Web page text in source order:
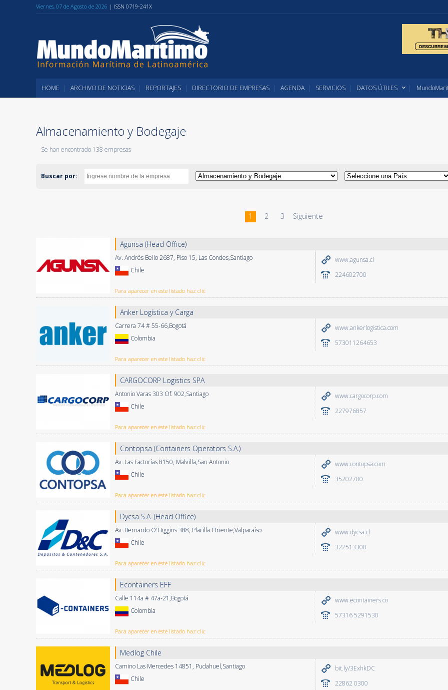
Viernes, 07 de Agosto de 2026 | ISSN 0719-241X
HOME ARCHIVO DE NOTICIAS REPORTAJES DIRECTORIO DE EMPRESAS AGENDA SERVICIOS DATOS ÚTILES
Almacenamiento y Bodegaje
Se han encontrado 138 empresas
Buscar por:
1 2 3 Siguiente
Agunsa (Head Office)
Av. Andrés Bello 2687, Piso 15, Las Condes,Santiago
Chile
Para aparecer en este listado haz clic
www.agunsa.cl
224602700
Anker Logística y Carga
Carrera 74 # 55-66,Bogotá
Colombia
Para aparecer en este listado haz clic
www.ankerlogistica.com
573011264653
CARGOCORP Logistics SPA
Antonio Varas 303 Of. 902,Santiago
Chile
Para aparecer en este listado haz clic
www.cargocorp.com
227976857
Contopsa (Containers Operators S.A.)
Av. Las Factorías 8150, Malvilla,San Antonio
Chile
Para aparecer en este listado haz clic
www.contopsa.com
35202700
Dycsa S.A. (Head Office)
Av. Bernardo O'Higgins 388, Placilla Oriente,Valparaíso
Chile
Para aparecer en este listado haz clic
www.dycsa.cl
322513300
Econtainers EFF
Calle 114a # 47a-21,Bogotá
Colombia
Para aparecer en este listado haz clic
www.econtainers.co
57316 5291530
Medlog Chile
Camino Las Mercedes 14851, Pudahuel,Santiago
Chile
bit.ly/3ExhkDC
22862 0300